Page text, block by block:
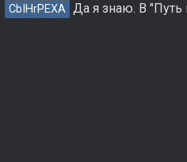
CbIHrPEXA Да я знаю. В "Путь